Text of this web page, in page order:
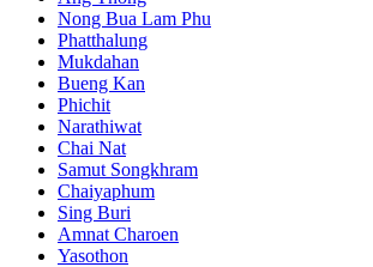
Nong Bua Lam Phu
Phatthalung
Mukdahan
Bueng Kan
Phichit
Narathiwat
Chai Nat
Samut Songkhram
Chaiyaphum
Sing Buri
Amnat Charoen
Yasothon